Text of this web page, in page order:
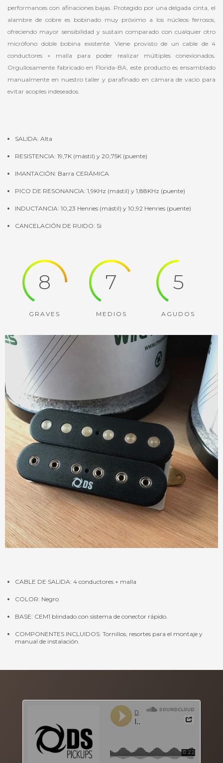
performances con afinaciones bajas. Protegido por una delgada cinta, el
alambre de cobre es bobinado muy próximo a los núcleos ferrosos,
ofreciendo mayor sensibilidad y sustain comparado con cualquier otro
micrófono doble bobina existente. Viene provisto de un cable de 4
conductores + malla para poder realizar múltiples conexionados.
Orgullosamente fabricado en Florida-BA, este producto es ensamblado
manualmente en nuestro taller y parafinado en cámara de vacío para
evitar acoples indeseados.
SALIDA: Alta
RESISTENCIA: 19,7K (mástil) y 20,75K (puente)
IMANTACIÓN: Barra CERÁMICA
PICO DE RESONANCIA: 1,9KHz (mástil) y 1,88KHz (puente)
INDUCTANCIA: 10,23 Henries (mástil) y 10,92 Henries (puente)
CANCELACIÓN DE RUIDO: Si
8
GRAVES
7
MEDIOS
5
AGUDOS
CABLE DE SALIDA: 4 conductores + malla
COLOR: Negro
BASE: CEM1 blindado con sistema de conector rápido.
COMPONENTES INCLUIDOS: Tornillos, resortes para el montaje y
manual de instalación.